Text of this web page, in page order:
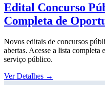
Edital Concurso
Completa de
Novos editais de concursos
abertas. Acesse a lista completa
serviço público.
Ver Detalhes →